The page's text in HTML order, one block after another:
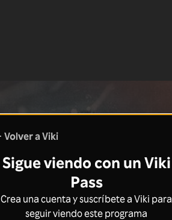
Volver a Viki
Sigue viendo con un Viki
Pass
Crea una cuenta y suscríbete a Viki para
seguir viendo este programa